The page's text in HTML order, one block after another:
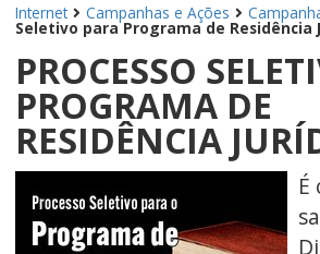
Internet Campanhas e Ações
Seletivo para Programa de Residência
PROCESSO
PROGRAMA DE
RESIDÊNCIA
É